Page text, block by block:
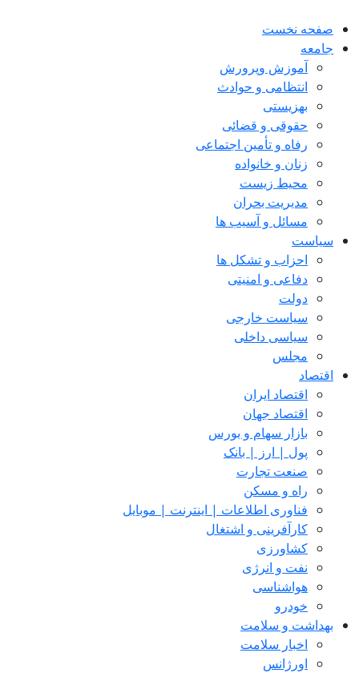
صفحه نخست
جامعه
آموزش وپرورش
انتظامی و حوادث
بهزیستی
حقوقی و قضائی
رفاه و تأمین اجتماعی
زنان و خانواده
محیط زیست
مدیریت بحران
مسائل و آسیب ها
سیاست
احزاب و تشکل ها
دفاعی و امنیتی
دولت
سیاست خارجی
سیاسی داخلی
مجلس
اقتصاد
اقتصاد ایران
اقتصاد جهان
بازار سهام و بورس
پول | ارز | بانک
صنعت تجارت
راه و مسکن
فناوری اطلاعات | اینترنت | موبایل
کارآفرینی و اشتغال
کشاورزی
نفت و انرژی
هواشناسی
خودرو
بهداشت و سلامت
اخبار سلامت
اورژانس